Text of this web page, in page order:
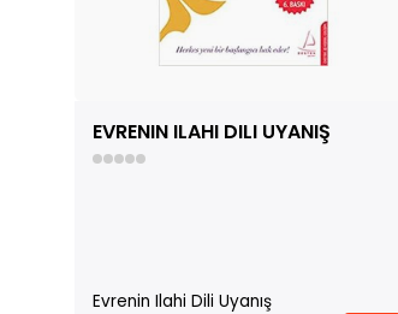
EVRENIN ILAHI DILI UYANIŞ
Evrenin Ilahi Dili Uyanış